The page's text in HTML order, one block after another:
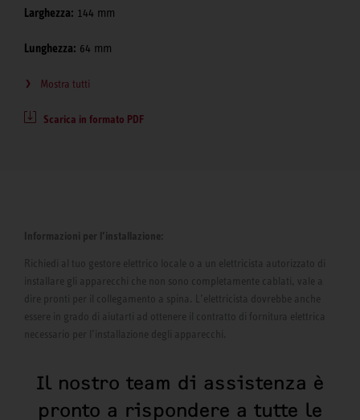
Larghezza: 144 mm
Lunghezza: 64 mm
Mostra tutti
Scarica in formato PDF
Informazioni per l’installazione:
Richiedi al tuo gestore elettrico locale o a un elettricista autorizzato di
installare gli apparecchi che non sono completamente cablati, vale a
dire pronti per il collegamento a spina. L’elettricista dovrebbe anche
essere in grado di aiutarti ad ottenere il contratto di fornitura elettrica
necessario per l’installazione degli apparecchi.
Il nostro team di assistenza è
pronto a rispondere a tutte le